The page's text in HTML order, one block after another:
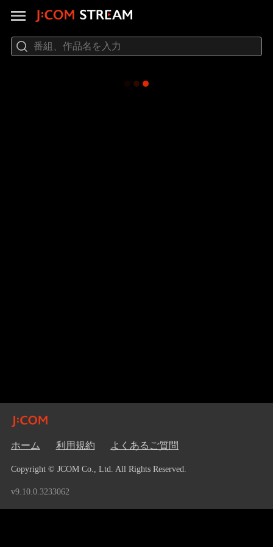
ホーム 利用規約 よくあるご質問
Copyright © JCOM Co., Ltd. All Rights Reserved.
v9.10.0.3233062